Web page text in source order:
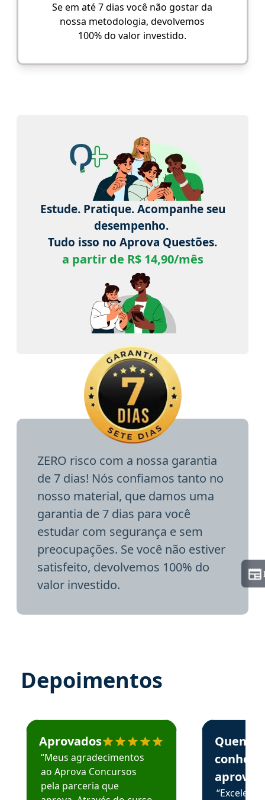
Se em até 7 dias você não gostar da
nossa metodologia, devolvemos
100% do valor investido.
Estude. Pratique. Acompanhe seu
desempenho.
Tudo isso no Aprova Questões.
a partir de R$ 14,90/mês
ZERO risco com a nossa garantia
de 7 dias! Nós confiamos tanto no
nosso material, que damos uma
garantia de 7 dias para você
estudar com segurança e sem
preocupações. Se você não estiver
satisfeito, devolvemos 100% do
valor investido.
Depoimentos
Estudante José recomenda o Aprova Concursos em
Aprovados
“Meus agradecimentos
ao Aprova Concursos
pela parceria que
Estudante
Quem
aprova